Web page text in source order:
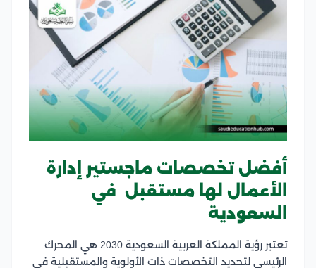
أفضل تخصصات ماجستير إدارة
الأعمال لها مستقبل في
السعودية
تعتبر رؤية المملكة العربية السعودية 2030 هي المحرك
الرئيسي لتحديد التخصصات ذات الأولوية والمستقبلية في